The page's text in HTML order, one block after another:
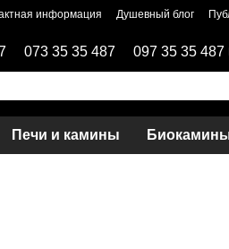
информация Душевный блог
073 35 35 487 097 35 35 487
Печи и камины